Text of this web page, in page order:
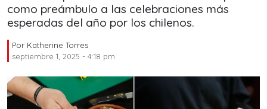
como preámbulo a las celebraciones más
esperadas del año por los chilenos.
Por Katherine Torres
septiembre 1, 2025 - 4:18 pm